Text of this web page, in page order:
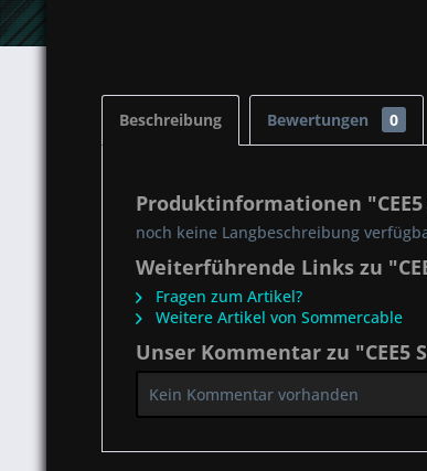
Beschreibung Bewertungen 0
Produktinformationen
noch keine Langbeschreibung
Weiterführende Links zu
Fragen zum Artikel?
Weitere Artikel von Sommercable
Unser Kommentar zu "CEE5
Kein Kommentar vorhanden